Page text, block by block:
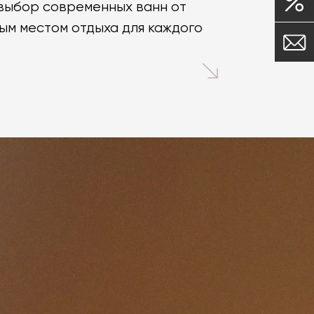
современных ванн от
местом отдыха для каждого
и прямоугольной формы.
ассиметричные ванны,
длительный срок службы
которые имеют